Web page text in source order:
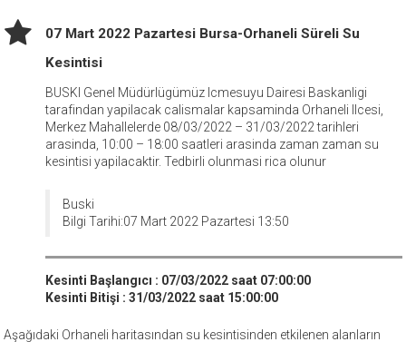
07 Mart 2022 Pazartesi Bursa-Orhaneli Süreli Su
Kesintisi
BUSKI Genel Müdürlügümüz Icmesuyu Dairesi Baskanligi
tarafindan yapilacak calismalar kapsaminda Orhaneli Ilcesi,
Merkez Mahallelerde 08/03/2022 – 31/03/2022 tarihleri
arasinda, 10:00 – 18:00 saatleri arasinda zaman zaman su
kesintisi yapilacaktir. Tedbirli olunmasi rica olunur
Buski
Bilgi Tarihi:07 Mart 2022 Pazartesi 13:50
Kesinti Başlangıcı : 07/03/2022 saat 07:00:00
Kesinti Bitişi : 31/03/2022 saat 15:00:00
Aşağıdaki Orhaneli haritasından su kesintisinden etkilenen alanların